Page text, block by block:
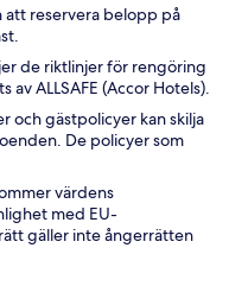
reservera belopp på
de riktlinjer för rengöring
ALLSAFE (Accor Hotels).
och gästpolicyer kan skilja
De policyer som
värdens
med EU-
gäller inte ångerrätten